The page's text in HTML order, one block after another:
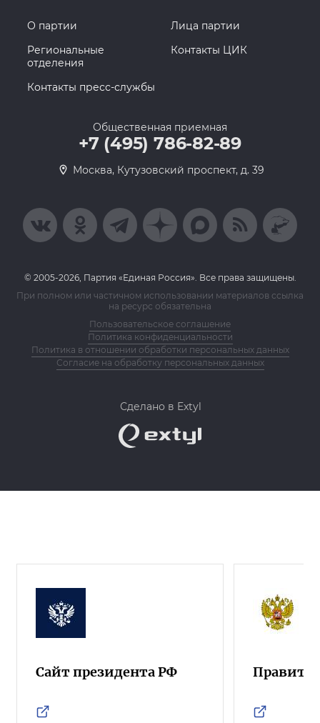
О партии
Лица партии
Региональные
отделения
Контакты ЦИК
Контакты пресс-службы
Общественная приемная
+7 (495) 786-82-89
Москва, Кутузовский проспект, д. 39
© 2005-2026, Партия «Единая Россия». Все права защищены.
При полном или частичном использовании материалов ссылка
на ресурс обязательна
Пользовательское соглашение
Политика конфиденциальности
Политика в отношении обработки персональных данных
Согласие на обработку персональных данных
Сделано в Extyl
Сайт президента РФ